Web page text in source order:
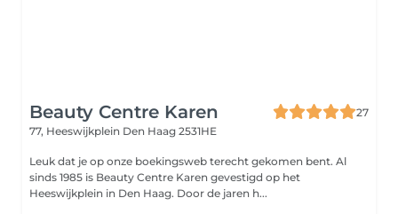
Beauty Centre Karen
27
77, Heeswijkplein Den Haag 2531HE
Leuk dat je op onze boekingsweb terecht gekomen bent. Al
sinds 1985 is Beauty Centre Karen gevestigd op het
Heeswijkplein in Den Haag. Door de jaren h...